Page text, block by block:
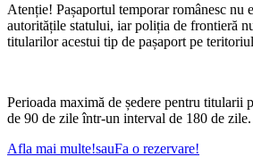
Atenție! Pașaportul temporar românesc nu
autoritățile statului, iar poliția de frontieră
titularilor acestui tip de pașaport pe
Perioada maximă de ședere pentru titularii
de 90 de zile într-un interval de 180 de zile.
Afla mai multe!sauFa o rezervare!